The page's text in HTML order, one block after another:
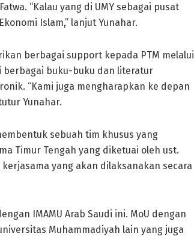
“Kalau yang di UMY sebagai pusat
Islam,” lanjut Yunahar.
berbagai support kepada PTM melalui
berbagai buku-buku dan literatur
“Kami juga mengharapkan ke depan
Yunahar.
sebuah tim khusus yang
Timur Tengah yang diketuai oleh ust.
yang akan dilaksanakan secara
IMAMU Arab Saudi ini. MoU dengan
Muhammadiyah lain yang juga